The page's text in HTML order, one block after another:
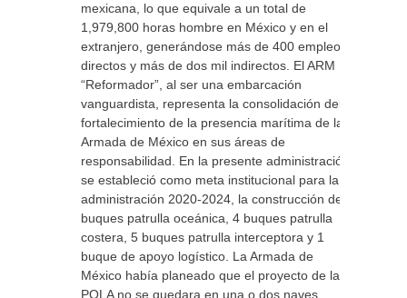
mexicana, lo que equivale a un total de
1,979,800 horas hombre en México y en el
extranjero, generándose más de 400 empleos
directos y más de dos mil indirectos. El ARM
“Reformador”, al ser una embarcación
vanguardista, representa la consolidación del
fortalecimiento de la presencia marítima de la
Armada de México en sus áreas de
responsabilidad. En la presente administración
se estableció como meta institucional para la
administración 2020-2024, la construcción de 2
buques patrulla oceánica, 4 buques patrulla
costera, 5 buques patrulla interceptora y 1
buque de apoyo logístico. La Armada de
México había planeado que el proyecto de la
POLA no se quedara en una o dos naves